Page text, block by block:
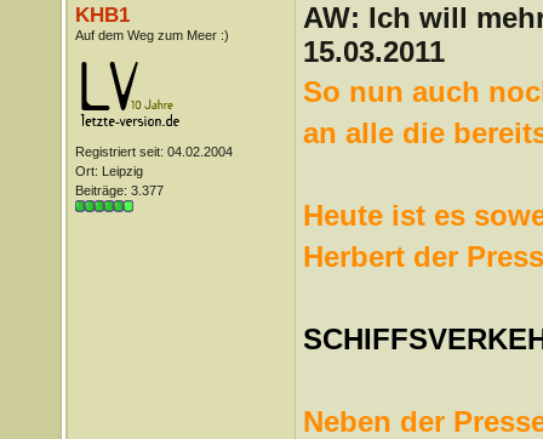
KHB1
Auf dem Weg zum Meer :)
Registriert seit: 04.02.2004
Ort: Leipzig
Beiträge: 3.377
AW: Ich will
15.03.2011
So nun auch
an alle die
Heute ist es
Herbert der
Neben der